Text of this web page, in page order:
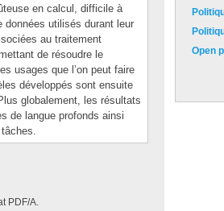
en calcul, difficile à
données utilisés durant leur
au traitement
de résoudre le
usages que l’on peut faire
développés sont ensuite
globalement, les résultats
de langue profonds ainsi
PDF/A.
Open